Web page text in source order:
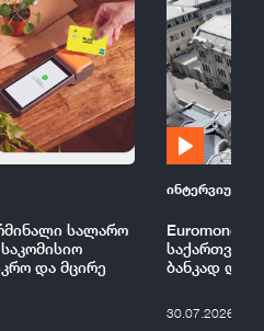
სალარო
და მცირე
ინტერვიუ
Euromoney-
ბანკად